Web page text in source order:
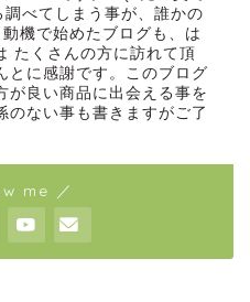
べてしまう事が、誰かの
機で始めたブログも、は
たくさんの方に訪れて頂
とに感謝です。このブログ
が良い商品に出会える事を
のない事も書きますがご了
me ／